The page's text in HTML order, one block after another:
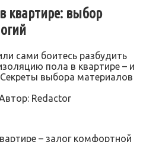
квартире: выбор
сами боитесь разбудить
пола в квартире – и
выбора материалов
Redactor
– залог комфортной